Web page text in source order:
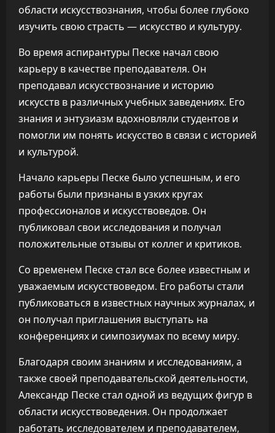
области искусствознания, чтобы более глубоко
изучить свою страсть — искусство и культуру.
Во время аспирантуры Песке начал свою
карьеру в качестве преподавателя. Он
преподавал искусствознание и историю
искусств в различных учебных заведениях. Его
знания и энтузиазм вдохновляли студентов и
помогли им понять искусство в связи с историей
и культурой.
Начало карьеры Песке было успешным, и его
работы были признаны в узких кругах
профессионалов и искусствоведов. Он
публиковал свои исследования и получал
положительные отзывы от коллег и критиков.
Со временем Песке стал все более известным и
уважаемым искусствоведом. Его работы стали
публиковаться в известных научных журналах, и
он получал приглашения выступать на
конференциях и симпозиумах по всему миру.
Благодаря своим знаниям и исследованиям, а
также своей преподавательской деятельности,
Александр Песке стал одной из ведущих фигур в
области искусствоведения. Он продолжает
работать исследователем и преподавателем,